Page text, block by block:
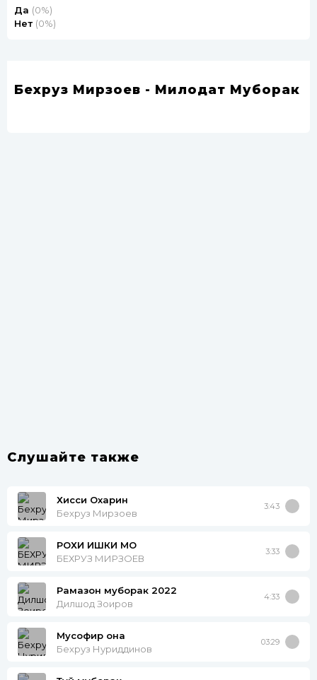
Да (0%)
Нет (0%)
Бехруз Мирзоев - Милодат Муборак
Слушайте также
Хисси Охарин
Бехруз Мирзоев
3:43
РОХИ ИШКИ МО
БЕХРУЗ МИРЗОЕВ
3:33
Рамазон муборак 2022
Дилшод Зоиров
4:33
Мусофир она
Бехруз Нуриддинов
03:29